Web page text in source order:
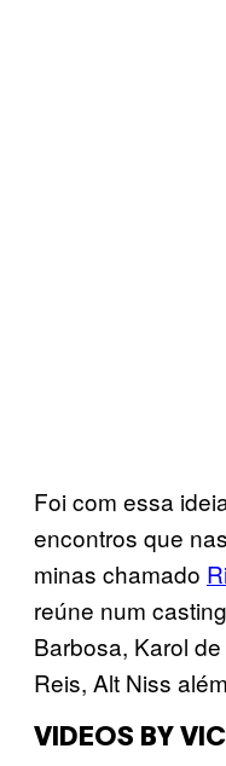
Foi com essa
encontros que
minas chamado
reúne num
Barbosa, Karol
Reis, Alt Niss
VIDEOS BY